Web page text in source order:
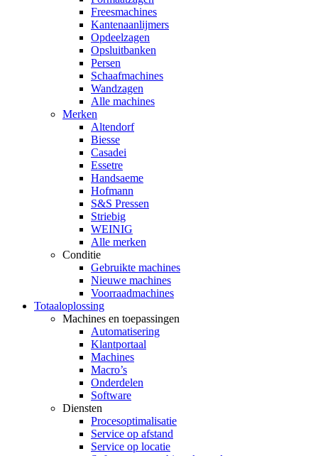
Freesmachines
Kantenaanlijmers
Opdeelzagen
Opsluitbanken
Persen
Schaafmachines
Wandzagen
Alle machines
Merken
Altendorf
Biesse
Casadei
Essetre
Handsaeme
Hofmann
S&S Pressen
Striebig
WEINIG
Alle merken
Conditie
Gebruikte machines
Nieuwe machines
Voorraadmachines
Totaaloplossing
Machines en toepassingen
Automatisering
Klantportaal
Machines
Macro’s
Onderdelen
Software
Diensten
Procesoptimalisatie
Service op afstand
Service op locatie